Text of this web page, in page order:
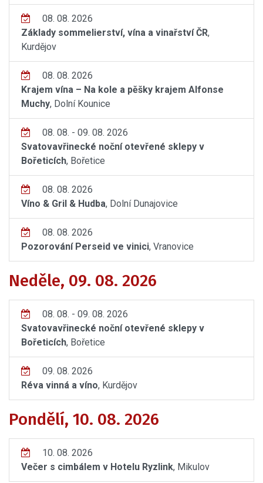
08. 08. 2026
Základy sommelierství, vína a vinařství ČR,
Kurdějov
08. 08. 2026
Krajem vína – Na kole a pěšky krajem Alfonse
Muchy, Dolní Kounice
08. 08. - 09. 08. 2026
Svatovavřinecké noční otevřené sklepy v
Bořeticích, Bořetice
08. 08. 2026
Víno & Gril & Hudba, Dolní Dunajovice
08. 08. 2026
Pozorování Perseid ve vinici, Vranovice
Neděle, 09. 08. 2026
08. 08. - 09. 08. 2026
Svatovavřinecké noční otevřené sklepy v
Bořeticích, Bořetice
09. 08. 2026
Réva vinná a víno, Kurdějov
Pondělí, 10. 08. 2026
10. 08. 2026
Večer s cimbálem v Hotelu Ryzlink, Mikulov